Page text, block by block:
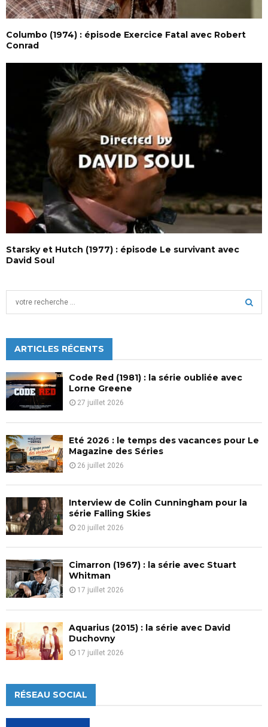
Columbo (1974) : épisode Exercice Fatal avec Robert
Conrad
Starsky et Hutch (1977) : épisode Le survivant avec
David Soul
h
f
o
r
:
C
H
ARTICLES RÉCENTS
Code Red (1981) : la série oubliée avec
Lorne Greene
27 juillet 2026
Eté 2026 : le temps des vacances pour Le
Magazine des Séries
26 juillet 2026
Interview de Colin Cunningham pour la
série Falling Skies
20 juillet 2026
Cimarron (1967) : la série avec Stuart
Whitman
17 juillet 2026
Aquarius (2015) : la série avec David
Duchovny
17 juillet 2026
RÉSEAU SOCIAL